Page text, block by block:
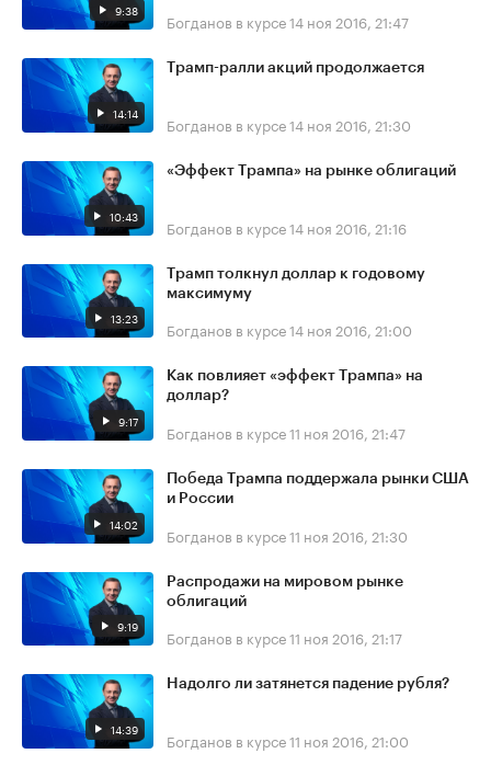
9:38 Богданов в курсе14 ноя 2016, 21:47
14:14
Трамп-ралли акций продолжается
Богданов в курсе14 ноя 2016, 21:30
10:43
«Эффект Трампа» на рынке облигаций
Богданов в курсе14 ноя 2016, 21:16
13:23
Трамп толкнул доллар к годовому
максимуму
Богданов в курсе14 ноя 2016, 21:00
9:17
Как повлияет «эффект Трампа» на
доллар?
Богданов в курсе11 ноя 2016, 21:47
14:02
Победа Трампа поддержала рынки США
и России
Богданов в курсе11 ноя 2016, 21:30
9:19
Распродажи на мировом рынке
облигаций
Богданов в курсе11 ноя 2016, 21:17
14:39
Надолго ли затянется падение рубля?
Богданов в курсе11 ноя 2016, 21:00